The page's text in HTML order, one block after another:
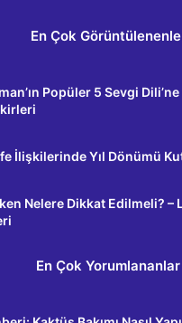
En Çok
Popüler 5 Sevgi
İlişkilerinde Yıl Dönümü
Nelere Dikkat Edilmeli? –
En Çok Yorumlananlar